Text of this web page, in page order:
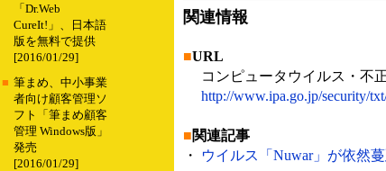
「Dr.Web
CureIt!」、日本語
版を無料で提供
[2016/01/29]
■ 筆まめ、中小事業
者向け顧客管理ソ
フト「筆まめ顧客
管理 Windows版」
発売
[2016/01/29]
関連情報
■URL
コンピュータウイルス・不
http://www.ipa.go.jp/security/
■関連記事
・
ウイルス「Nuwar」が依然